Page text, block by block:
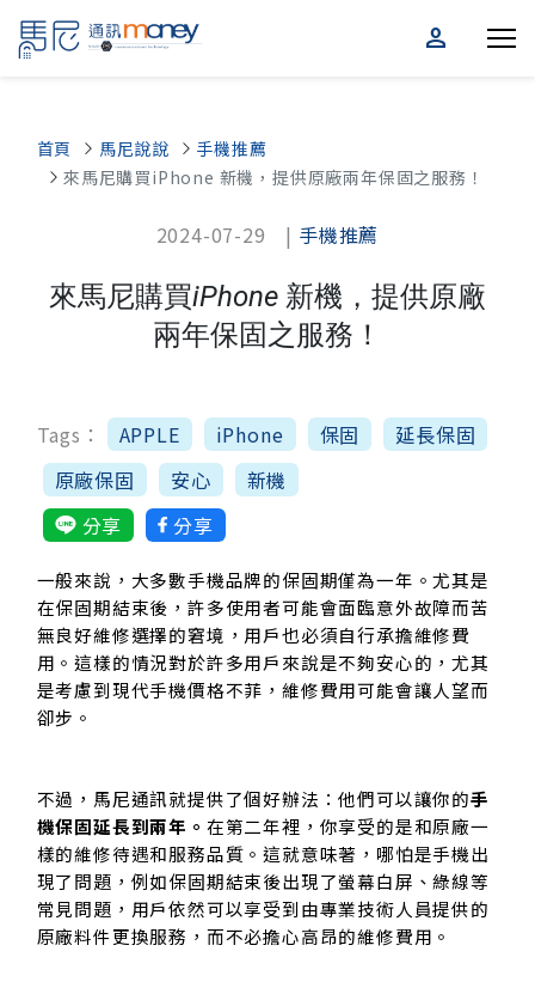
person
首頁 馬尼說說
手機推薦
來馬尼購買iPhone 新機，提供原廠兩年保固之服務！
2024-07-29 | 手機推薦
來馬尼購買iPhone 新機，提供原廠
兩年保固之服務！
Tags： APPLE iPhone 保固
延長保固
原廠保固
安心
新機
分享
分享
一般來說，大多數手機品牌的保固期僅為一年。尤其是
在保固期結束後，許多使用者可能會面臨意外故障而苦
無良好維修選擇的窘境，用戶也必須自行承擔維修費
用。這樣的情況對於許多用戶來說是不夠安心的，尤其
是考慮到現代手機價格不菲，維修費用可能會讓人望而
卻步。
不過，馬尼通訊就提供了個好辦法：他們可以讓你的手
機保固延長到兩年。 在第二年裡，你享受的是和原廠一
樣的維修待遇和服務品質。這就意味著，哪怕是手機出
現了問題，例如保固期結束後出現了螢幕白屏、綠線等
常見問題，用戶依然可以享受到由專業技術人員提供的
原廠料件更換服務，而不必擔心高昂的維修費用。